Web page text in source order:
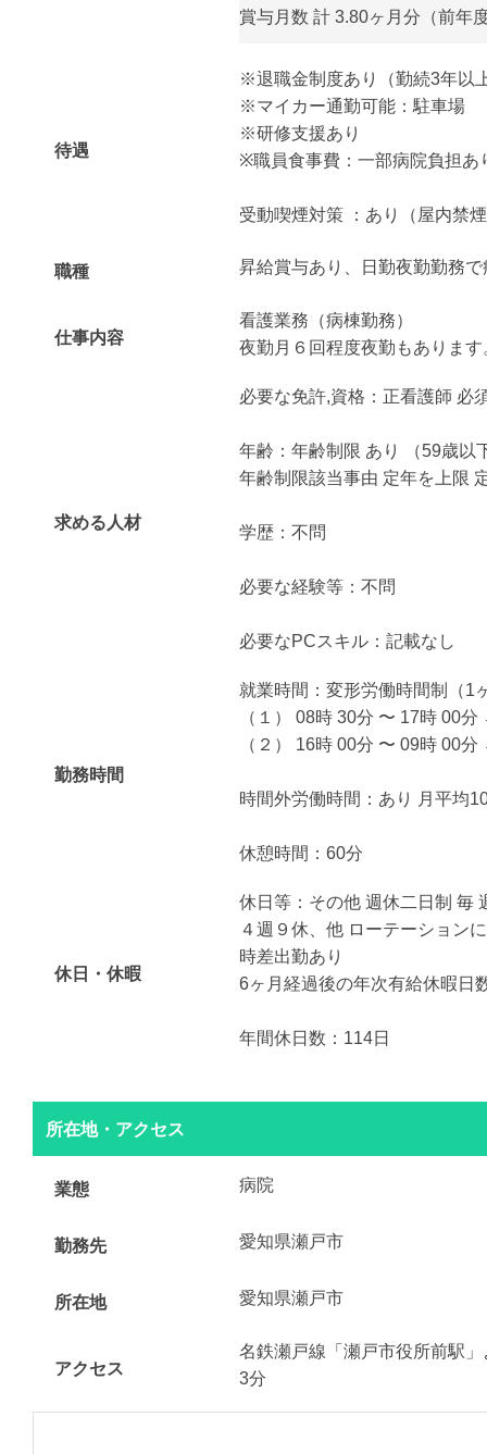
賞与月数 計 3.80ヶ月分（前年
待遇
※退職金制度あり（勤続3年以
※マイカー通勤可能：駐車場
※研修支援あり
※職員食事費：一部病院負担あ
受動喫煙対策 ：あり（屋内禁
職種 昇給賞与あり、日勤夜勤勤務
仕事内容
看護業務（病棟勤務）
夜勤月６回程度夜勤もあります
求める人材
必要な免許,資格：正看護師 必
年齢：年齢制限 あり （59歳以
年齢制限該当事由 定年を上限
学歴：不問
必要な経験等：不問
必要なPCスキル：記載なし
勤務時間
就業時間：変形労働時間制（1
（１） 08時 30分 〜 17時 00
（２） 16時 00分 〜 09時 00
時間外労働時間：あり 月平均
休憩時間：60分
休日・休暇
休日等：その他 週休二日制 毎
４週９休、他 ローテーション
時差出勤あり
6ヶ月経過後の年次有給休暇日
年間休日数：114日
所在地・アクセス
業態 病院
勤務先 愛知県瀬戸市
所在地 愛知県瀬戸市
アクセス
名鉄瀬戸線「瀬戸市役所前駅
3分